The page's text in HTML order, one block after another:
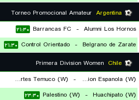
Argentina
Alumni Los Hornos
-
Barrancas FC ۲۱:۳۰
Belgrano de Zarate
-
Control Orientado ۲۱:۳۰
Chile
Union Espanola (W)
-
Deportes Temuco (W)
۲۲:۰۰
Huachipato (W)
-
Palestino (W) ۲۳:۳۰